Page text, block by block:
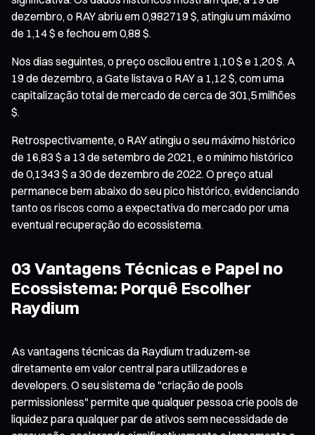
dezembro, o RAY abriu em 0,982719 $, atingiu um máximo
de 1,14 $ e fechou em 0,88 $.
Nos dias seguintes, o preço oscilou entre 1,10 $ e 1,20 $. A
19 de dezembro, a Gate listava o RAY a 1,12 $, com uma
capitalização total de mercado de cerca de 301,5 milhões
$.
Retrospectivamente, o RAY atingiu o seu máximo histórico
de 16,83 $ a 13 de setembro de 2021, e o mínimo histórico
de 0,1343 $ a 30 de dezembro de 2022. O preço atual
permanece bem abaixo do seu pico histórico, evidenciando
tanto os riscos como a expectativa do mercado por uma
eventual recuperação do ecossistema.
03 Vantagens Técnicas e Papel no
Ecossistema: Porquê Escolher
Raydium
As vantagens técnicas da Raydium traduzem-se
diretamente em valor central para utilizadores e
developers. O seu sistema de "criação de pools
permissionless" permite que qualquer pessoa crie pools de
liquidez para qualquer par de ativos sem necessidade de